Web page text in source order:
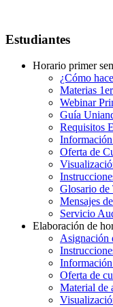
Estudiantes
Horario primer
¿Cómo
Materias
Webinar
Guía
Requisitos
Información
Oferta de
Glosario de
Mensajes
Servicio
Elaboración de
Asignación
Información
Oferta de
Material de